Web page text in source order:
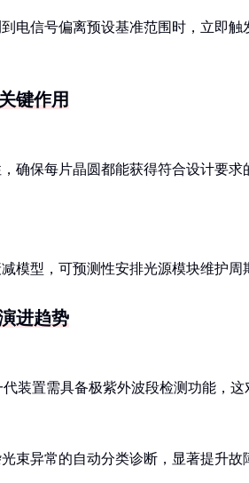
电信号偏离预设基准范围时，立即触
键作用
确保每片晶圆都能获得符合设计要
模型，可预测性安排光源模块维护周
进趋势
装置需具备极紫外波段检测功能，这
束异常的自动分类诊断，显著提升故